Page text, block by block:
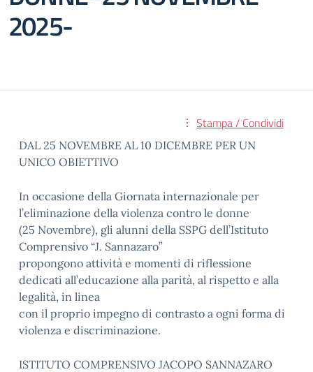
2025-
Stampa / Condividi
DAL 25 NOVEMBRE AL 10 DICEMBRE PER UN
UNICO OBIETTIVO
In occasione della Giornata internazionale per
l’eliminazione della violenza contro le donne
(25 Novembre), gli alunni della SSPG dell’Istituto
Comprensivo “J. Sannazaro”
propongono attività e momenti di riflessione
dedicati all’educazione alla parità, al rispetto e alla
legalità, in linea
con il proprio impegno di contrasto a ogni forma di
violenza e discriminazione.
ISTITUTO COMPRENSIVO JACOPO SANNAZARO